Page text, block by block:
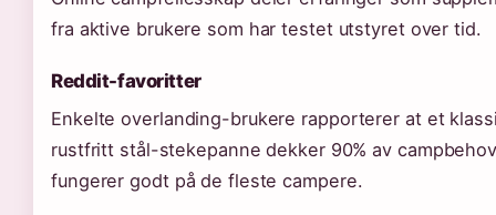
fra aktive brukere som har testet utstyret over tid.
Reddit-favoritter
Enkelte overlanding-brukere rapporterer at et
rustfritt stål-stekepanne dekker 90% av
fungerer godt på de fleste campere.